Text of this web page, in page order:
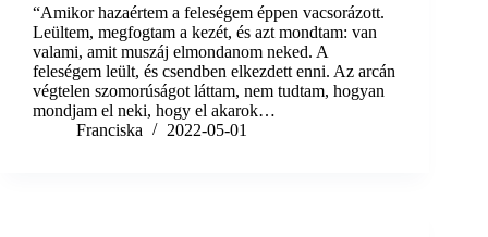
“Amikor hazaértem a feleségem éppen vacsorázott.
Leültem, megfogtam a kezét, és azt mondtam: van
valami, amit muszáj elmondanom neked. A
feleségem leült, és csendben elkezdett enni. Az arcán
végtelen szomorúságot láttam, nem tudtam, hogyan
mondjam el neki, hogy el akarok…
Franciska
2022-05-01